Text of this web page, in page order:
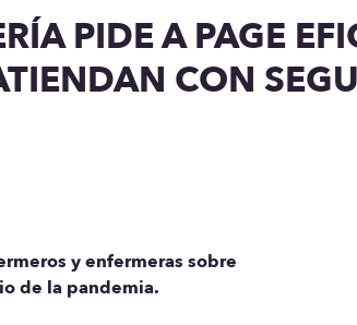
Memorias
PIDE A PAGE
CON
y enfermeras sobre
de la pandemia.